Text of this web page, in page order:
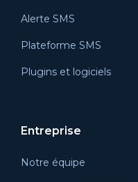
Alerte SMS
Plateforme SMS
Plugins et logiciels
Entreprise
Notre équipe